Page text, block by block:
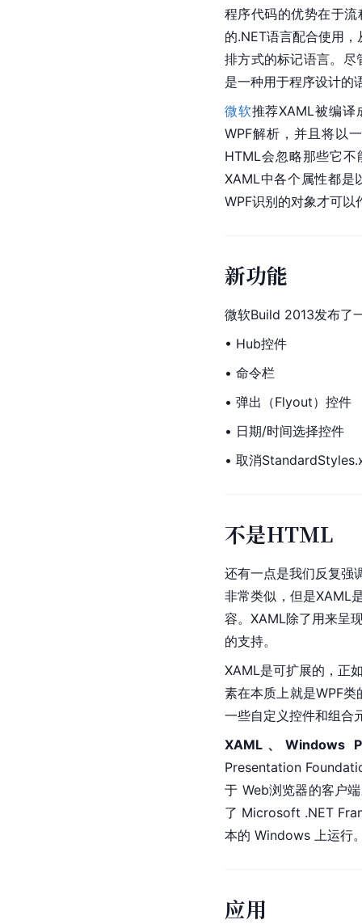
程序代码的优势在于
的.NET语言配合使用
排方式的标记语言。尽
是一种用于程序设计的
微软推荐XAML被编
WPF解析，并且将以
HTML会忽略那些它
XAML中各个属性都是
WPF识别的对象才可
新功能
微软Build 2013发布了
• Hub控件
• 命令栏
• 弹出（Flyout）控件
• 日期/时间选择控件
• 取消
不是HTML
还有一点是我们反复强
非常类似，但是XAML
容。XAML除了用来呈
的支持。
XAML是可扩展的，正
素在本质上就是WPF
一些自定义控件和组合
XAML、Windows
Presentation
于 Web浏览器的客户
了 Microsoft .NET
本的 Windows 上运行
应用